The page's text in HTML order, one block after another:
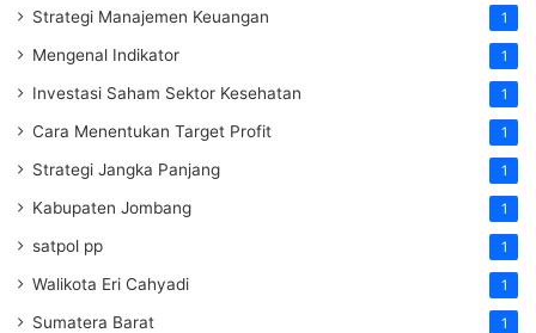
Strategi Manajemen Keuangan 1
Mengenal Indikator 1
Investasi Saham Sektor Kesehatan 1
Cara Menentukan Target Profit 1
Strategi Jangka Panjang 1
Kabupaten Jombang 1
satpol pp 1
Walikota Eri Cahyadi 1
Sumatera Barat 1